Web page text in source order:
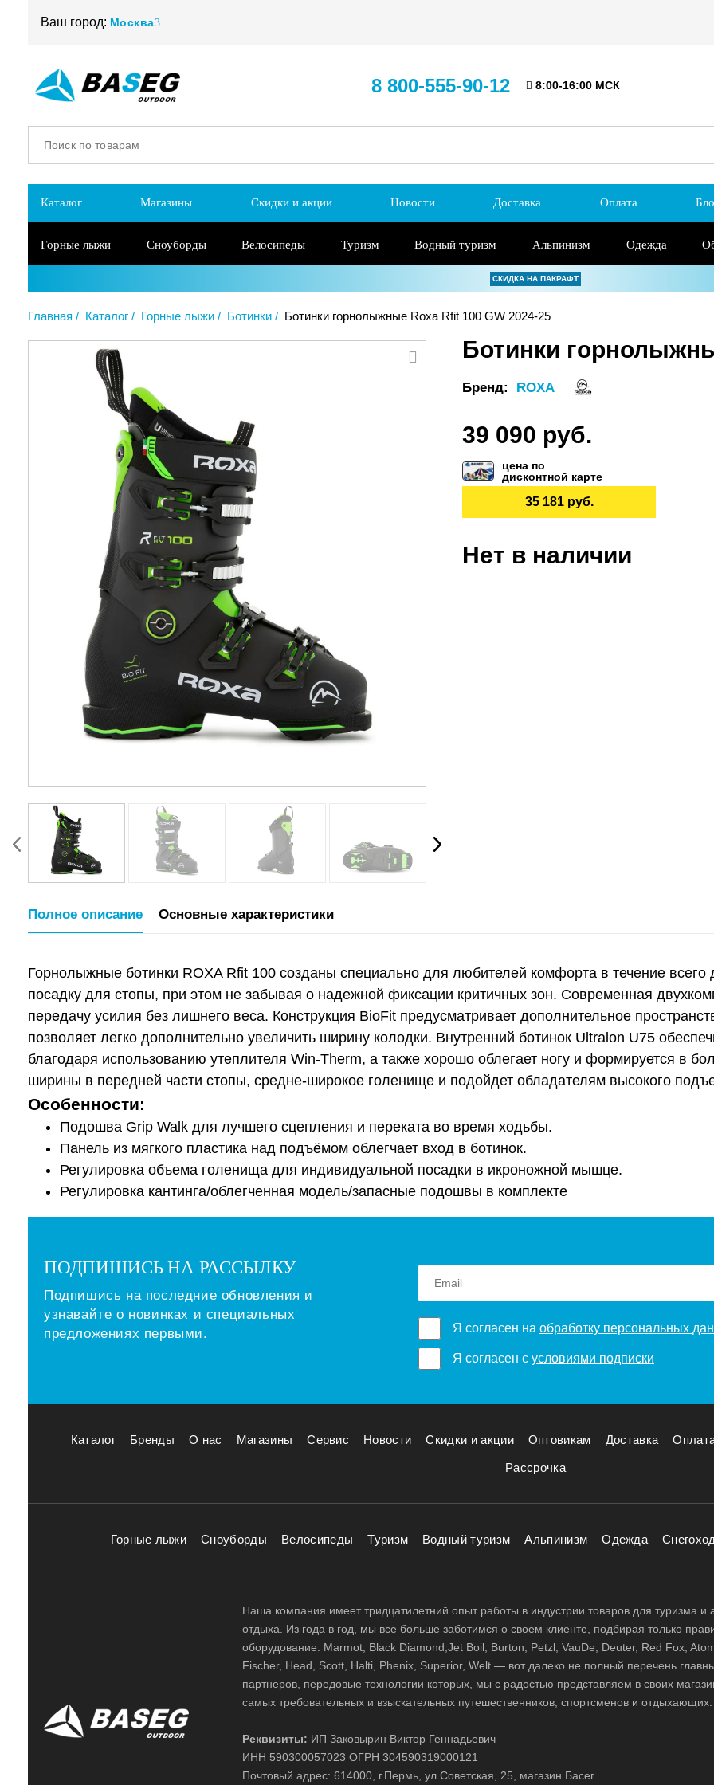
Ваш город: Москва
8 800-555-90-12 8:00-16:00 МСК
Каталог Магазины Скидки и акции Новости Доставка Оплата
Горные лыжи Сноуборды Велосипеды Туризм Водный туризм Альпинизм Одежда
СКИДКА НА ПАКРАФТ
Главная Каталог Горные лыжи Ботинки Ботинки горнолыжные Roxa Rfit 100 GW 2024-25
Ботинки
Бренд: ROXA
39 090 руб.
цена по
дисконтной карте
35 181 руб.
Нет в наличии
Полное описание Основные характеристики
Горнолыжные ботинки ROXA Rfit 100 созданы специально для любителей комфорта в течение
посадку для стопы, при этом не забывая о надежной фиксации критичных зон. Современная
передачу усилия без лишнего веса. Конструкция BioFit предусматривает дополнительное
позволяет легко дополнительно увеличить ширину колодки. Внутренний ботинок Ultralon U75
благодаря использованию утеплителя Win-Therm, а также хорошо облегает ногу и формируется в
ширины в передней части стопы, средне-широкое голенище и подойдет обладателям высокого
Особенности:
Подошва Grip Walk для лучшего сцепления и переката во время ходьбы.
Панель из мягкого пластика над подъёмом облегчает вход в ботинок.
Регулировка объема голенища для индивидуальной посадки в икроножной мышце.
Регулировка кантинга/облегченная модель/запасные подошвы в комплекте
ПОДПИШИСЬ НА РАССЫЛКУ
Подпишись на последние обновления и
узнавайте о новинках и специальных
предложениях первыми.
Я согласен на обработку персональных
Я согласен с условиями подписки
Каталог Бренды О нас Магазины Сервис Новости Скидки и акции Оптовикам Доставка
Рассрочка
Горные лыжи Сноуборды Велосипеды Туризм Водный туризм Альпинизм Одежда
Наша компания имеет тридцатилетний опыт работы в индустрии товаров для туризма и
отдыха. Из года в год, мы все больше заботимся о своем клиенте, подбирая только
оборудование. Marmot, Black Diamond,Jet Boil, Burton, Petzl, VauDe, Deuter, Red Fox,
Fischer, Head, Scott, Halti, Phenix, Superior, Welt — вот далеко не полный перечень
партнеров, передовые технологии которых, мы с радостью представляем в своих
самых требовательных и взыскательных путешественников, спортсменов и отдыхающих.
Реквизиты: ИП Заковырин Виктор Геннадьевич
ИНН 590300057023 ОГРН 304590319000121
Почтовый адрес: 614000, г.Пермь, ул.Советская, 25, магазин Басег.